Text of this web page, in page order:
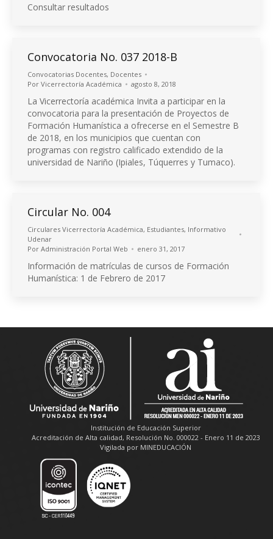
Consultar resultados
Convocatoria No. 037 2018-B
Convocatorias Docentes, Docentes
Por Vicerrectoría Académica agosto 8, 2018
La Vicerrectoría académica Invita a participar en la
convocatoria para la presentación de Proyectos de
Formación Humanística a ofrecerse en el Semestre B
de 2018, en los municipios que cuentan con
programas con registro calificado extendido de la
universidad de Nariño (Ipiales, Túquerres y Tumaco).
Circular No. 004
Circulares Vicerrectoría Académica, Estudiantes, Informativo
Udenar
Por Administración Portal Web enero 31, 2017
Información de matrículas de cursos de Formación
Humanística: 1 de Febrero de 2017
Institución de Educación Superior
Acreditación de Alta calidad, Resolución No. 000022 - Enero 11 de 2023
Vigilada por MINEDUCACIÓN